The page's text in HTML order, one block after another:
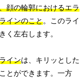
顔の輪郭におけるエラ
インのこと。このライ
く左右します。
インは、キリッとした
とができます。一方